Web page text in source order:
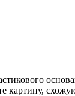
картину,